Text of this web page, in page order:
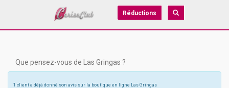
Réductions
Que pensez-vous de Las Gringas ?
1 client a déjà donné son avis sur la boutique en ligne Las Gringas